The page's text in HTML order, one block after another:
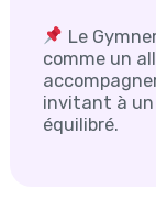
Le
comme un
invitant à un
équilibré.